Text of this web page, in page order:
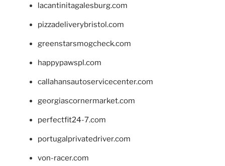
lacantinitagalesburg.com
pizzadeliverybristol.com
greenstarsmogcheck.com
happypawspl.com
callahansautoservicecenter.com
georgiascornermarket.com
perfectfit24-7.com
portugalprivatedriver.com
von-racer.com